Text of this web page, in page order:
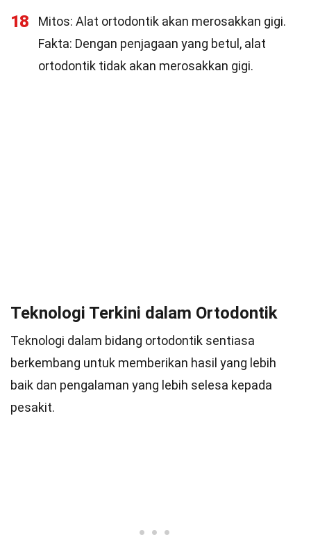
18
Mitos: Alat ortodontik akan merosakkan gigi.
Fakta: Dengan penjagaan yang betul, alat
ortodontik tidak akan merosakkan gigi.
Teknologi Terkini dalam Ortodontik
Teknologi dalam bidang ortodontik sentiasa
berkembang untuk memberikan hasil yang lebih
baik dan pengalaman yang lebih selesa kepada
pesakit.